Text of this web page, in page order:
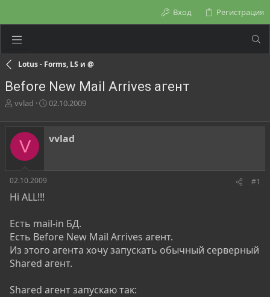
Вход Регистрация
Lotus - Forms, LS и @
Before New Mail Arrives агент
А
т
о
т
м
vvlad
Д
т
а
н
02.10.2009
V vvlad
02.10.2009 #1
Hi ALL!!!
Есть mail-in БД.
Есть Before New Mail Arrives агент.
Из этого агента хочу запускать обычный серверный
Shared агент.
Shared агент запускаю так: